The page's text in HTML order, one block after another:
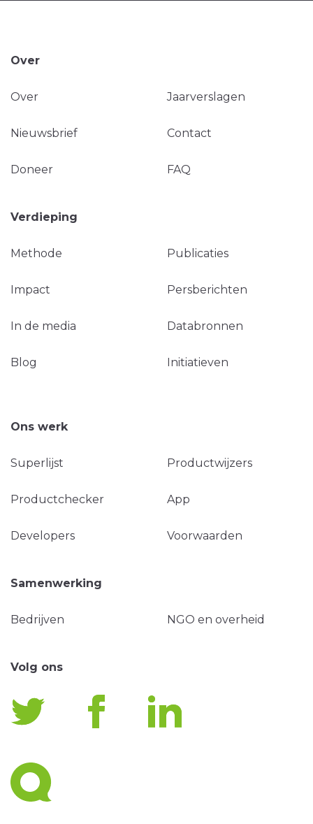
Over
Over Jaarverslagen
Nieuwsbrief Contact
Doneer FAQ
Verdieping
Methode Publicaties
Impact Persberichten
In de media Databronnen
Blog Initiatieven
Ons werk
Superlijst Productwijzers
Productchecker App
Developers Voorwaarden
Samenwerking
Bedrijven NGO en overheid
Volg ons